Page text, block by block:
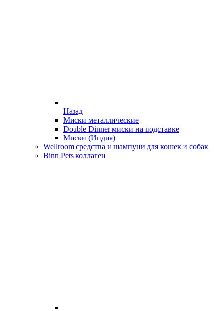
Назад
Миски металлические
Double Dinner миски на подставке
Миски (Индия)
Wellroom средства и шампуни для кошек и собак
Binn Pets коллаген